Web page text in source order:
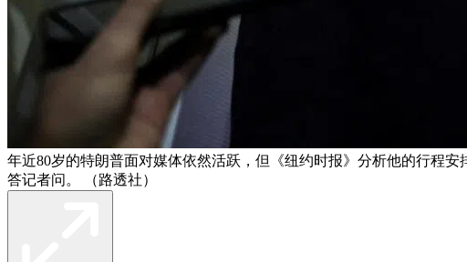
年近80岁的特朗普面对媒体依然活跃，但《纽约时报》分析他的行程
答记者问。 （路透社）